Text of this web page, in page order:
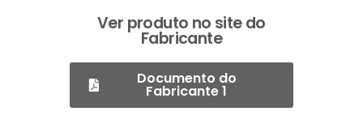
Ver produto no site do
Fabricante
Documento do
Fabricante 1